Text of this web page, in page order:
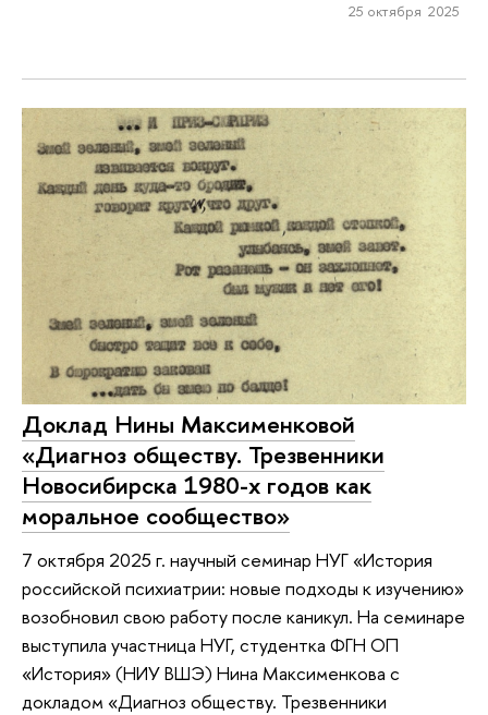
25 октября 2025
Доклад Нины Максименковой
«Диагноз обществу. Трезвенники
Новосибирска 1980-х годов как
моральное сообщество»
7 октября 2025 г. научный семинар НУГ «История
российской психиатрии: новые подходы к изучению»
возобновил свою работу после каникул. На семинаре
выступила участница НУГ, студентка ФГН ОП
«История» (НИУ ВШЭ) Нина Максименкова с
докладом «Диагноз обществу. Трезвенники